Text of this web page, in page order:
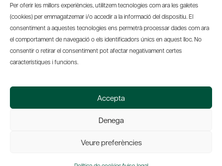
Per oferir les millors experiències, utilitzem tecnologies com ara les galetes
(cookies) per emmagatzemar i/o accedir a la informació del dispositiu. El
consentiment a aquestes tecnologies ens permetrà processar dades com ara
el comportament de navegació o els identificadors únics en aquest lloc. No
consentir o retirar el consentiment pot afectar negativament certes
característiques i funcions.
Accepta
Denega
Veure preferències
info@amicsdelpais.com
Suscripció Newsletter
© 2026 Societat Econòmica Barcelonesa d'Amics del País
Web by Ideamatic